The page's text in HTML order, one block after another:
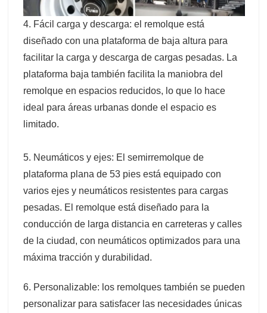
4. Fácil carga y descarga: el remolque está
diseñado con una plataforma de baja altura para
facilitar la carga y descarga de cargas pesadas. La
plataforma baja también facilita la maniobra del
remolque en espacios reducidos, lo que lo hace
ideal para áreas urbanas donde el espacio es
limitado.
5. Neumáticos y ejes: El semirremolque de
plataforma plana de 53 pies está equipado con
varios ejes y neumáticos resistentes para cargas
pesadas. El remolque está diseñado para la
conducción de larga distancia en carreteras y calles
de la ciudad, con neumáticos optimizados para una
máxima tracción y durabilidad.
6. Personalizable: los remolques también se pueden
personalizar para satisfacer las necesidades únicas